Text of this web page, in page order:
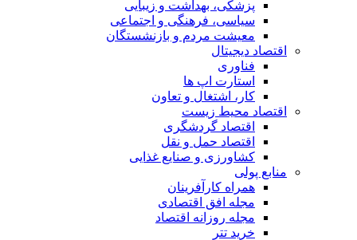
پزشکی، بهداشت و زیبایی
سیاسی، فرهنگی و اجتماعی
معیشت مردم و بازنشستگان
اقتصاد دیجیتال
فناوری
استارت اپ ها
کار، اشتغال و تعاون
اقتصاد محیط زیست
اقتصاد گردشگری
اقتصاد حمل و نقل
کشاورزی و صنایع غذایی
منابع پولی
همراه کارآفرینان
مجله افق اقتصادی
مجله روزانه اقتصاد
خرید تتر